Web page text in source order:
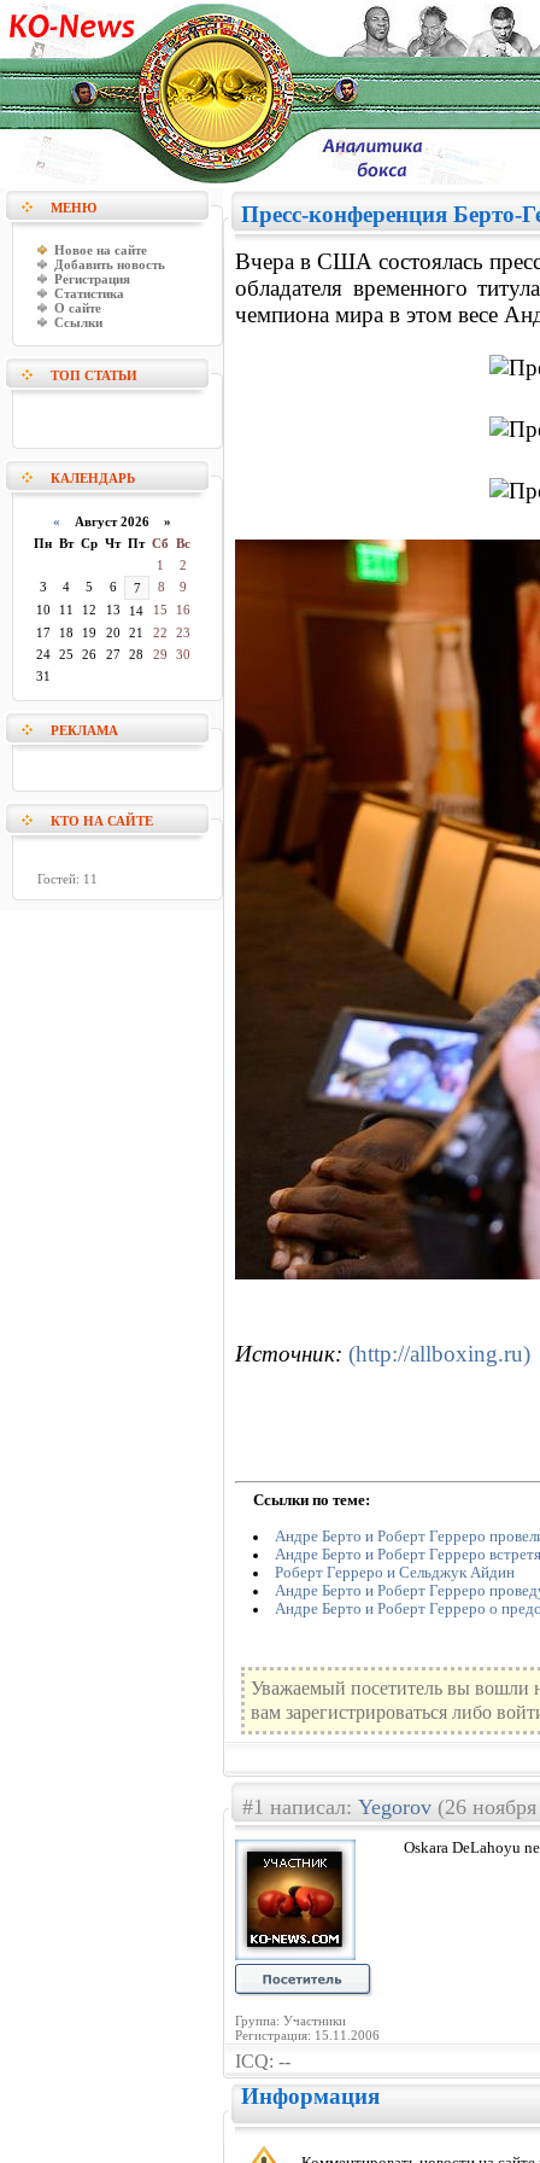
МЕНЮ
Новое на сайте
Добавить новость
Регистрация
Статистика
О сайте
Ссылки
ТОП СТАТЬИ
КАЛЕНДАРЬ
« Август 2026 »
Пн Вт Ср Чт Пт Сб Вс
1
2
3
4 5 6 7 8
9
10
11 12 13 14 15
16
17
18 19 20 21 22
23
24
25 26 27 28 29
30
31
РЕКЛАМА
КТО НА САЙТЕ
Гостей: 11
Пресс-конференция Берто-
Вчера в США состоялась
обладателя временного
чемпиона мира в этом весе
Источник: (http://allboxing.ru)
Ссылки по теме:
Андре Берто и Роберт Герреро
Андре Берто и Роберт Герреро
Роберт Герреро и Cельджук Айдин
Андре Берто и Роберт Герреро
Андре Берто и Роберт Герреро о
Уважаемый посетитель вы вошли
вам зарегистрироваться либо
#1 написал: Yegorov (26
Группа: Участники
Регистрация: 15.11.2006
Oskara DeLahoyu
ICQ: --
Информация